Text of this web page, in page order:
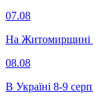
07.08
На Житомирщині
08.08
В Україні 8-9